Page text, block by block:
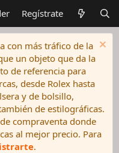
Regístrate
con más tráfico de la
un objeto que da la
de referencia para
desde Rolex hasta
y de bolsillo,
de estilográficas.
compraventa donde
al mejor precio. Para
.